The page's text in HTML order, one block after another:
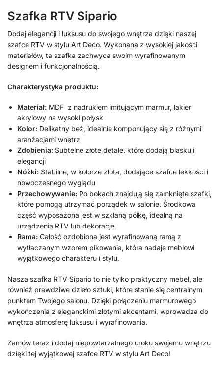
Szafka RTV Sipario
Dodaj elegancji i luksusu do swojego wnętrza dzięki naszej
szafce RTV w stylu Art Deco. Wykonana z wysokiej jakości
materiałów, ta szafka zachwyca swoim wyrafinowanym
designem i funkcjonalnością.
Charakterystyka produktu:
Materiał: MDF z nadrukiem imitującym marmur, lakier
akrylowy na wysoki połysk
Kolor: Delikatny beż, idealnie komponujący się z różnymi
aranżacjami wnętrz
Zdobienia: Subtelne złote detale, które dodają blasku i
elegancji
Nóżki: Stabilne, w kolorze złota, dodające szafce lekkości i
nowoczesnego wyglądu
Przechowywanie: Po bokach znajdują się zamknięte szafki,
które pomogą utrzymać porządek w salonie. Środkowa
część wyposażona jest w szklaną półkę, idealną na
urządzenia RTV lub dekoracje.
Rama: Całość ozdobiona jest wyrafinowaną ramą z
wytłaczanym wzorem pikowania, która nadaje meblowi
wyjątkowego charakteru i stylu.
Nasza szafka RTV Sipario to nie tylko praktyczny mebel, ale
również prawdziwe dzieło sztuki, które stanie się centralnym
punktem Twojego salonu. Dzięki połączeniu marmurowego
wykończenia z eleganckimi złotymi akcentami, wprowadza do
wnętrza atmosferę luksusu i wyrafinowania.
Zamów teraz i dodaj niepowtarzalnego uroku swojemu wnętrzu
dzięki tej wyjątkowej szafce RTV w stylu Art Deco!